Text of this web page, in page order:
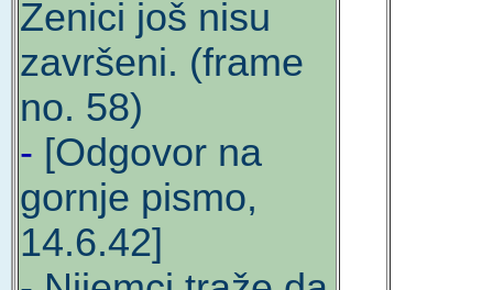
Zenici još nisu
završeni. (frame
no. 58)
- [Odgovor na
gornje pismo,
14.6.42]